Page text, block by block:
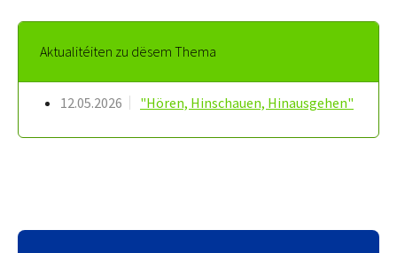
Aktualitéiten zu dësem Thema
12.05.2026 "Hören, Hinschauen, Hinausgehen"